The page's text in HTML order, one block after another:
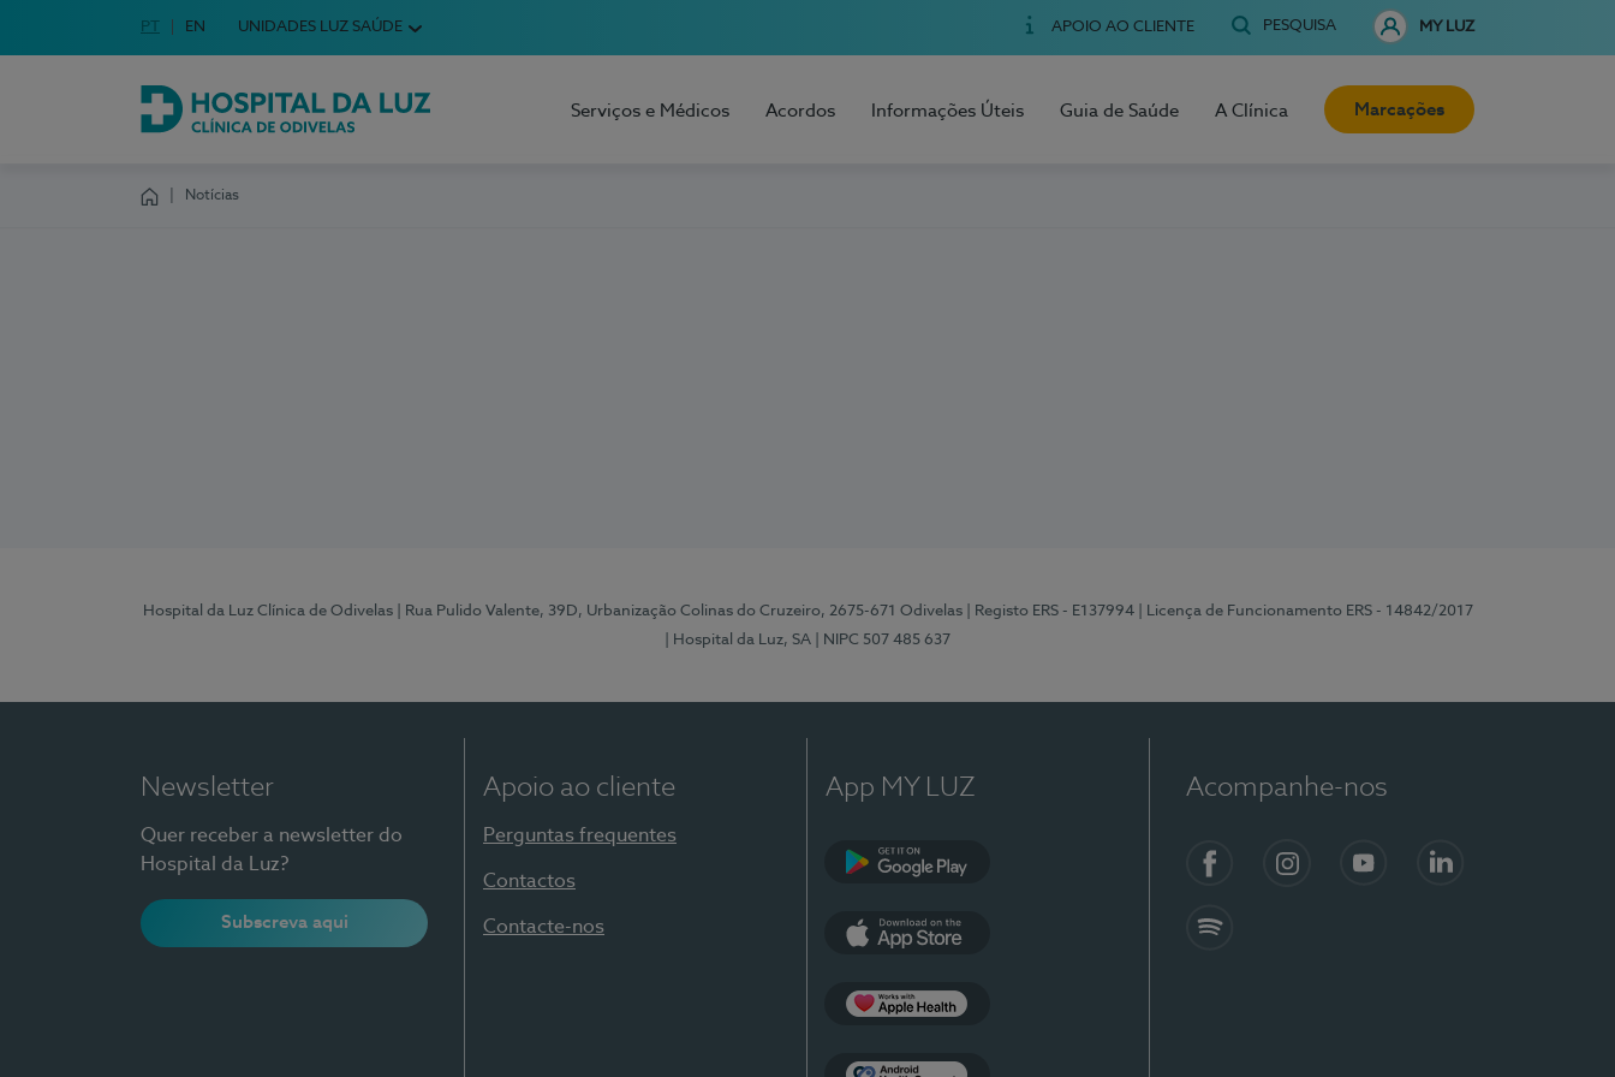
Escolha o seu idioma
Idioma em Português
PT English Language
EN UNIDADES LUZ SAÚDE APOIO AO CLIENTE PESQUISA MY LUZ
Hospital da Luz Clínica de Odivelas
Serviços e Médicos Acordos Informações Úteis Guia de Saúde A Clínica Marcações
Notícias
Hospital da Luz Clínica de Odivelas | Rua Pulido Valente, 39D, Urbanização Colinas do Cruzeiro, 2675-671 Odivelas | Registo ERS - E137994
| Licença de Funcionamento ERS - 14842/2017
| Hospital da Luz, SA
| NIPC 507 485 637
Newsletter
Quer receber a newsletter do
Hospital da Luz?
Subscreva aqui
Apoio ao cliente
Perguntas frequentes
Contactos
Contacte-nos
App MY LUZ Acompanhe-nos